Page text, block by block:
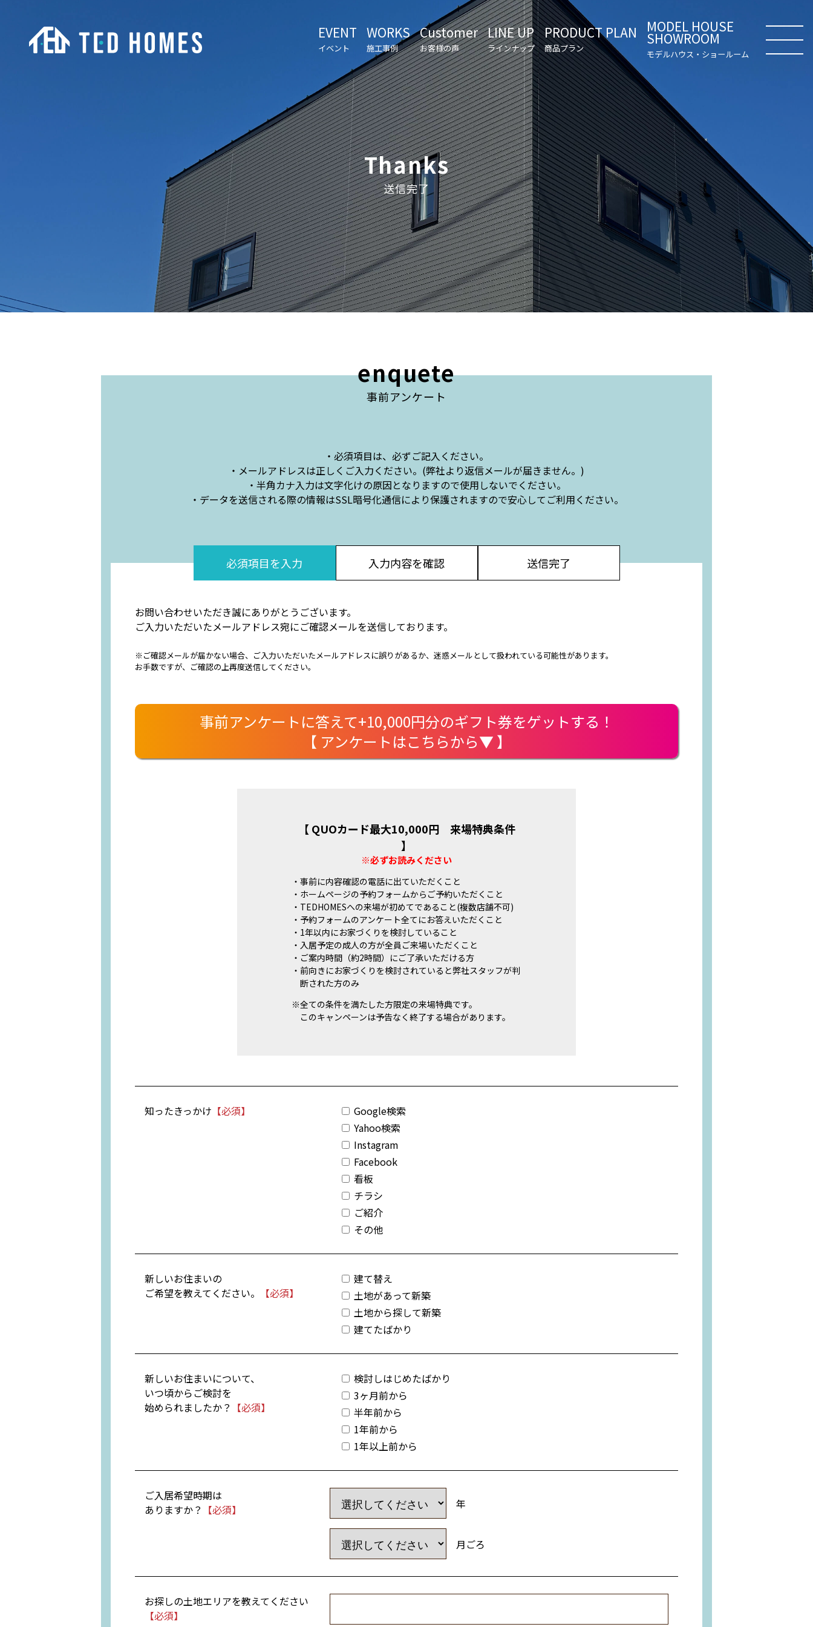
EVENT
イベント
WORKS
施工事例
Customer
お客様の声
LINE UP
ラインナップ
PRODUCT PLAN
商品プラン
MODEL HOUSE
SHOWROOM
モデルハウス・ショールーム
Thanks
送信完了
enquete
事前アンケート
必須項目は、必ずご記入ください。
メールアドレスは正しくご入力ください。 (弊社より返信メールが届きません。)
半角カナ入力は文字化けの原因となりますので使用しないでください。
データを送信される際の情報はSSL暗号化通信により保護されますので安心してご利用ください。
必須項目を入力 入力内容を確認 送信完了
お問い合わせいただき誠にありがとうございます。
ご入力いただいたメールアドレス宛にご確認メールを送信しております。
※ご確認メールが届かない場合、ご入力いただいたメールアドレスに誤りがあるか、迷惑メールとして扱われている可能性があります。
お手数ですが、ご確認の上再度送信してください。
事前アンケートに答えて+10,000円分のギフト券をゲットする！
【 アンケートはこちらから▼ 】
【 QUOカード最大10,000円 来場特典条件
】
※必ずお読みください
事前に内容確認の電話に出ていただくこと
ホームページの予約フォームからご予約いただくこと
TEDHOMESへの来場が初めてであること(複数店舗不可)
予約フォームのアンケート全てにお答えいただくこと
1年以内にお家づくりを検討していること
入居予定の成人の方が全員ご来場いただくこと
ご案内時間（約2時間）にご了承いただける方
前向きにお家づくりを検討されていると弊社スタッフが判
断された方のみ
※全ての条件を満たした方限定の来場特典です。
このキャンペーンは予告なく終了する場合があります。
知ったきっかけ
Google検索
Yahoo検索
Instagram
Facebook
看板
チラシ
ご紹介
その他
新しいお住まいの
ご希望を教えてください。
建て替え
土地があって新築
土地から探して新築
建てたばかり
新しいお住まいについて、
いつ頃からご検討を
始められましたか？
検討しはじめたばかり
3ヶ月前から
半年前から
1年前から
1年以上前から
ご入居希望時期は
ありますか？
年
月ごろ
お探しの土地エリアを教えてください